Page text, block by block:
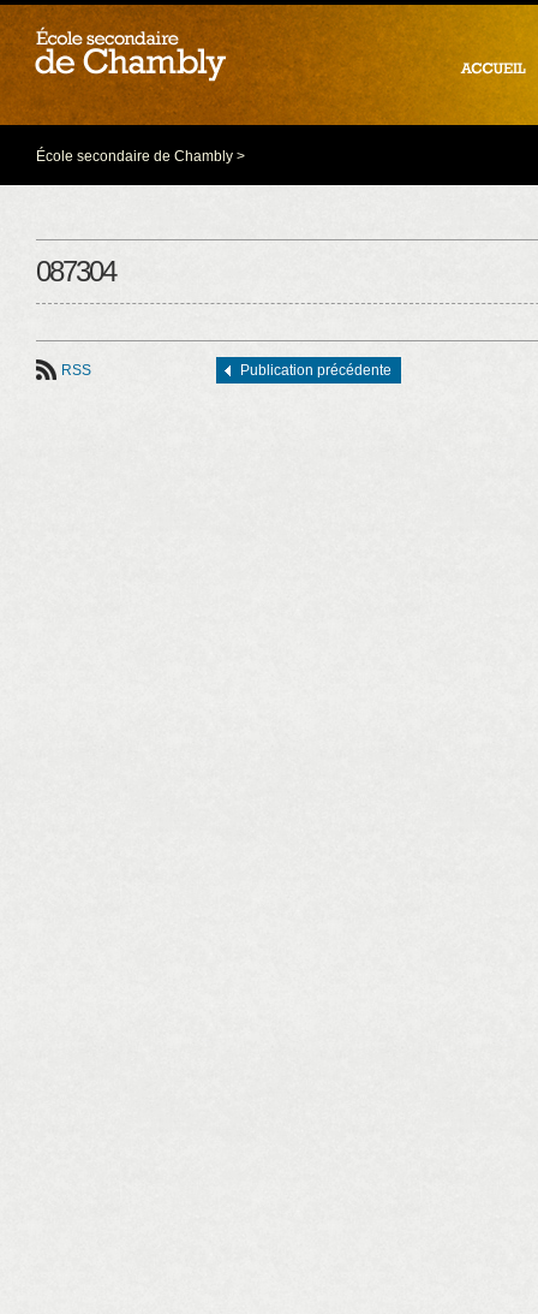
École secondaire de Chambly >
087304
RSS Publication précédente